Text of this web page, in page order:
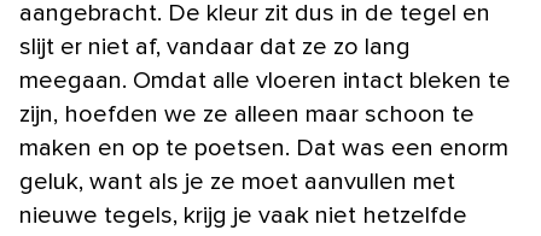
aangebracht. De kleur zit dus in de tegel en
slijt er niet af, vandaar dat ze zo lang
meegaan. Omdat alle vloeren intact bleken te
zijn, hoefden we ze alleen maar schoon te
maken en op te poetsen. Dat was een enorm
geluk, want als je ze moet aanvullen met
nieuwe tegels, krijg je vaak niet hetzelfde